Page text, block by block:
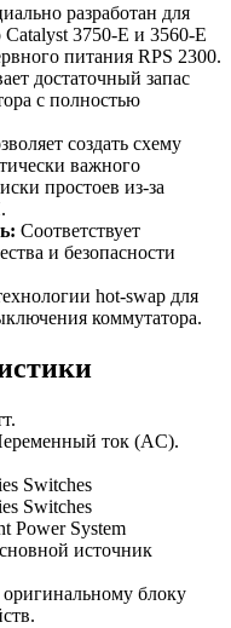
разработан для
3750-E и 3560-E
питания RPS 2300.
достаточный запас
с полностью
создать схему
важного
простоев из-за
Соответствует
и безопасности
hot-swap для
коммутатора.
ток (AC).
Switches
Switches
Power System
источник
оригинальному блоку